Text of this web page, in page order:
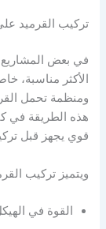
تركيب القرميد
في بعض المشاريع
الأكثر مناسبة،
ومنظمة تحمل
هذه الطريقة في
قوي يجهز قبل
ويتميز تركيب
القوة في